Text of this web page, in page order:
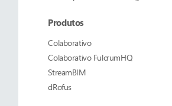
Produtos
Colaborativo
Colaborativo FulcrumHQ
StreamBIM
dRofus